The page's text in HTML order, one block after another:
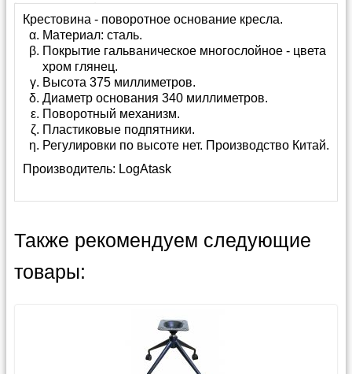
Крестовина - поворотное основание кресла.
Материал: сталь.
Покрытие гальваническое многослойное - цвета
хром глянец.
Высота 375 миллиметров.
Диаметр основания 340 миллиметров.
Поворотный механизм.
Пластиковые подпятники.
Регулировки по высоте нет. Производство Китай.
Производитель: LogAtask
Также рекомендуем следующие
товары: